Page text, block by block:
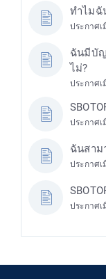
ทำไมฉั
ประกาศเ
ฉันมีบัญ
ไม่?
ประกาศเ
ประกาศเ
ฉันสาม
ประกาศเ
ประกาศเ